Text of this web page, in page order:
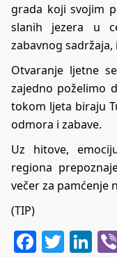
grada koji svojim
slanih jezera u
zabavnog
Otvaranje ljetne
zajedno poželimo
tokom ljeta biraju
odmora i zabave.
Uz hitove,
regiona
večer za pamćenje
(TIP)